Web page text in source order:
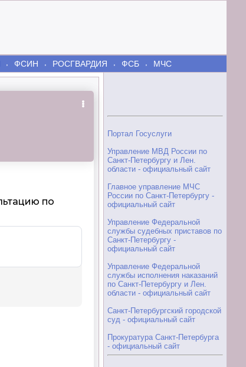
⬫ ФСИН ⬫ РОСГВАРДИЯ ⬫ ФСБ ⬫ МЧС
Портал Госуслуги
Управление МВД России по
Санкт-Петербургу и Лен.
области - официальный сайт
Главное управление МЧС
России по Санкт-Петербургу -
официальный сайт
Управление Федеральной
службы судебных приставов по
Санкт-Петербургу -
официальный сайт
Управление Федеральной
службы исполнения наказаний
по Санкт-Петербургу и Лен.
области - официальный сайт
Санкт-Петербургский городской
суд - официальный сайт
Прокуратура Санкт-Петербурга
- официальный сайт